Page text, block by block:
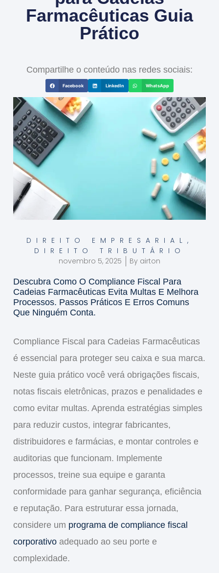
Farmacêuticas Guia
Prático
Compartilhe o conteúdo nas redes sociais:
Facebook LinkedIn WhatsApp
DIREITO EMPRESARIAL ,
DIREITO TRIBUTÁRIO
novembro 5, 2025
By airton
Descubra Como O Compliance Fiscal Para
Cadeias Farmacêuticas Evita Multas E Melhora
Processos. Passos Práticos E Erros Comuns
Que Ninguém Conta.
Compliance Fiscal para Cadeias Farmacêuticas
é essencial para proteger seu caixae sua marca.
Neste guia prático você verá obrigações fiscais,
notas fiscais eletrônicas, prazos e penalidadese
como evitar multas. Aprenda estratégias simples
para reduzir custos, integrar fabricantes,
distribuidores e farmácias, e montar controles e
auditorias que funcionam. Implemente
processos, treine sua equipee garanta
conformidade para ganhar segurança, eficiência
e reputação. Para estruturar essa jornada,
considere um programa de compliance fiscal
corporativoadequado ao seu porte e
complexidade.